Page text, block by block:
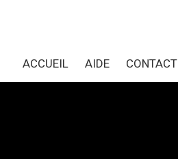
ACCUEIL AIDE CONTACT